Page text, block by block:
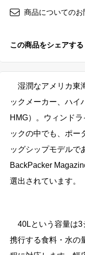
商品についての
この商品をシェアする
湿潤なアメリカ東
ックメーカー、ハイ
HMG）。ウィンド
ックの中でも、ポー
ッグシップモデルで
BackPacker
選出されています。
40Lという容量は3
携行する食料・水の